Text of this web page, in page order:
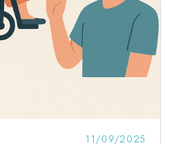
11/09/2025